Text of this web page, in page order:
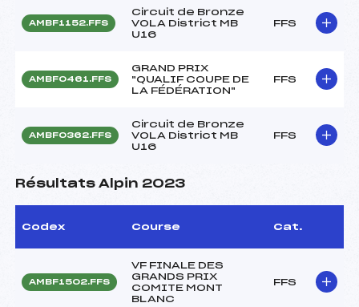
AMBF1152.FFS
Circuit de Bronze
VOLA District MB
U16
FFS
AMBF0461.FFS
GRAND PRIX
"QUALIF COUPE DE
LA FÉDÉRATION"
FFS
AMBF0362.FFS
Circuit de Bronze
VOLA District MB
U16
FFS
Résultats Alpin 2023
Codex Course Cat.
AMBF1502.FFS
VF FINALE DES
GRANDS PRIX
COMITE MONT
BLANC
FFS